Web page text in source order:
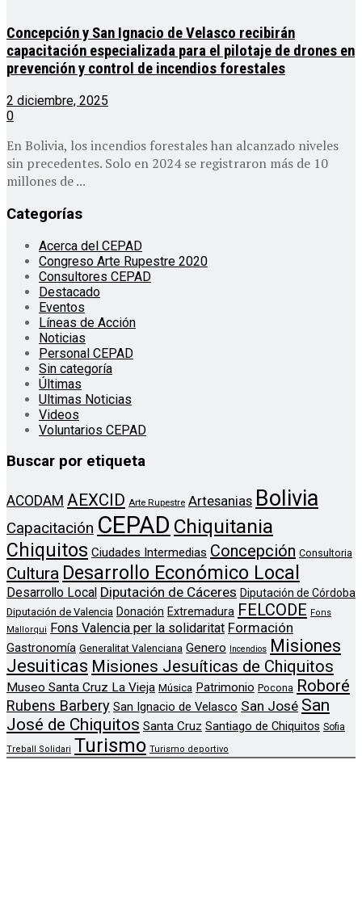
Concepción y San Ignacio de Velasco recibirán
capacitación especializada para el pilotaje de drones en
prevención y control de incendios forestales
2 diciembre, 2025
0
En Bolivia, los incendios forestales han alcanzado niveles
sin precedentes. Solo en 2024 se registraron más de 10
millones de ...
Categorías
Acerca del CEPAD
Congreso Arte Rupestre 2020
Consultores CEPAD
Destacado
Eventos
Líneas de Acción
Noticias
Personal CEPAD
Sin categoría
Últimas
Ultimas Noticias
Videos
Voluntarios CEPAD
Buscar por etiqueta
ACODAM AEXCID Arte Rupestre Artesanias Bolivia
Capacitación CEPAD Chiquitania
Chiquitos Ciudades Intermedias Concepción Consultoria
Cultura Desarrollo Económico Local
Desarrollo Local Diputación de Cáceres Diputación de Córdoba
Diputación de Valencia Donación Extremadura FELCODE Fons
Mallorqui Fons Valencia per la solidaritat Formación
Gastronomía Generalitat Valenciana Genero Incendios Misiones
Jesuiticas Misiones Jesuíticas de Chiquitos
Museo Santa Cruz La Vieja Música Patrimonio Pocona Roboré
Rubens Barbery San Ignacio de Velasco San José San
José de Chiquitos Santa Cruz Santiago de Chiquitos Sofia
Treball Solidari Turismo Turismo deportivo